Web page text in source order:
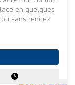
en quelques
ou sans rendez